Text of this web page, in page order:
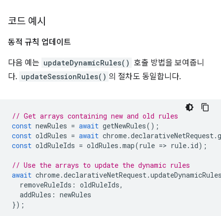
코드 예시
동적 규칙 업데이트
다음 예는 updateDynamicRules() 호출 방법을 보여줍니
다. updateSessionRules() 의 절차도 동일합니다.
// Get arrays containing new and old rules
const newRules = await getNewRules();
const oldRules = await chrome.declarativeNetRequest.
const oldRuleIds = oldRules .map(rule => rule. id);
// Use the arrays to update the dynamic rules
await chrome.declarativeNetRequest.
removeRuleIds : oldRuleIds,
addRules : newRules
});